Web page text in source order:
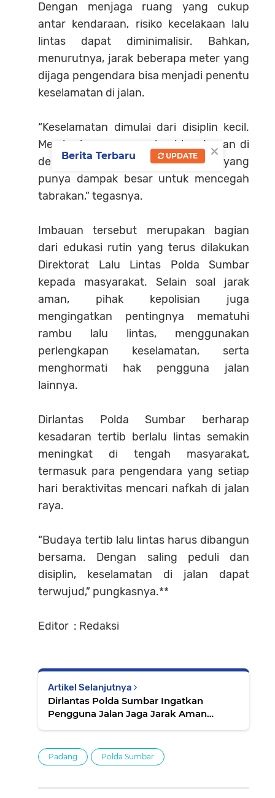
Dengan menjaga ruang yang cukup
antar kendaraan, risiko kecelakaan lalu
lintas dapat diminimalisir. Bahkan,
menurutnya, jarak beberapa meter yang
dijaga pengendara bisa menjadi penentu
keselamatan di jalan.
“Keselamatan dimulai dari disiplin kecil.
Memberi ruang aman bagi kendaraan di
depan adalah langkah sederhana yang
punya dampak besar untuk mencegah
tabrakan,” tegasnya.
Imbauan tersebut merupakan bagian
dari edukasi rutin yang terus dilakukan
Direktorat Lalu Lintas Polda Sumbar
kepada masyarakat. Selain soal jarak
aman, pihak kepolisian juga
mengingatkan pentingnya mematuhi
rambu lalu lintas, menggunakan
perlengkapan keselamatan, serta
menghormati hak pengguna jalan
lainnya.
Dirlantas Polda Sumbar berharap
kesadaran tertib berlalu lintas semakin
meningkat di tengah masyarakat,
termasuk para pengendara yang setiap
hari beraktivitas mencari nafkah di jalan
raya.
“Budaya tertib lalu lintas harus dibangun
bersama. Dengan saling peduli dan
disiplin, keselamatan di jalan dapat
terwujud,” pungkasnya.**
Editor : Redaksi
Artikel Selanjutnya
Dirlantas Polda Sumbar Ingatkan
Pengguna Jalan Jaga Jarak Aman
Padang Polda Sumbar
×
Berita Terbaru UPDATE